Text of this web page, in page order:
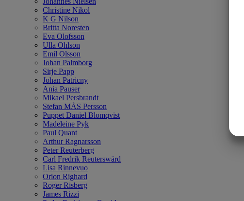
Christine Nikol
K G Nilson
Britta Noresten
Eva Olofsson
Ulla Ohlson
Emil Olsson
Johan Palmborg
Sirje Papp
Johan Patricny
Ania Pauser
Mikael Persbrandt
Stefan MÅS Persson
Puppet Daniel Blomqvist
Madeleine Pyk
Paul Quant
Arthur Ragnarsson
Peter Reuterberg
Carl Fredrik Reuterswärd
Lisa Rinnevuo
Orion Righard
Roger Risberg
James Rizzi